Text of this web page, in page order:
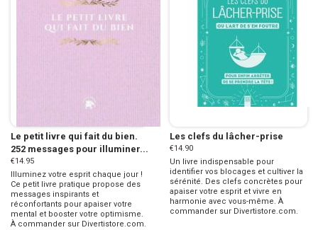
Le petit livre qui fait du bien.
252 messages pour illuminer...
€14.95
Illuminez votre esprit chaque jour !
Ce petit livre pratique propose des
messages inspirants et
réconfortants pour apaiser votre
mental et booster votre optimisme.
À commander sur Divertistore.com.
Les clefs du lâcher-prise
€14.90
Un livre indispensable pour
identifier vos blocages et cultiver la
sérénité. Des clefs concrètes pour
apaiser votre esprit et vivre en
harmonie avec vous-même. À
commander sur Divertistore.com.